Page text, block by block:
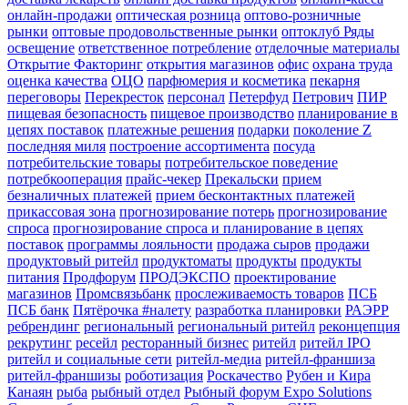
онлайн-продажи оптическая розница оптово-розничные
рынки оптовые продовольственные рынки оптоклуб Ряды
освещение ответственное потребление отделочные материалы
Открытие Факторинг открытия магазинов офис охрана труда
оценка качества ОЦО парфюмерия и косметика пекарня
переговоры Перекресток персонал Петерфуд Петрович ПИР
пищевая безопасность пищевое производство планирование в
цепях поставок платежные решения подарки поколение Z
последняя миля построение ассортимента посуда
потребительские товары потребительское поведение
потребкооперация прайс-чекер Прекальски прием
безналичных платежей прием бесконтактных платежей
прикассовая зона прогнозирование потерь прогнозирование
спроса прогнозирование спроса и планирование в цепях
поставок программы лояльности продажа сыров продажи
продуктовый ритейл продуктоматы продукты продукты
питания Продфорум ПРОДЭКСПО проектирование
магазинов Промсвязьбанк прослеживаемость товаров ПСБ
ПСБ банк Пятёрочка #налету разработка планировки РАЭРР
ребрендинг региональный региональный ритейл реконцепция
рекрутинг ресейл ресторанный бизнес ритейл ритейл IPO
ритейл и социальные сети ритейл-медиа ритейл-франшиза
ритейл-франшизы роботизация Роскачество Рубен и Кира
Канаян рыба рыбный отдел Рыбный форум Expo Solutions